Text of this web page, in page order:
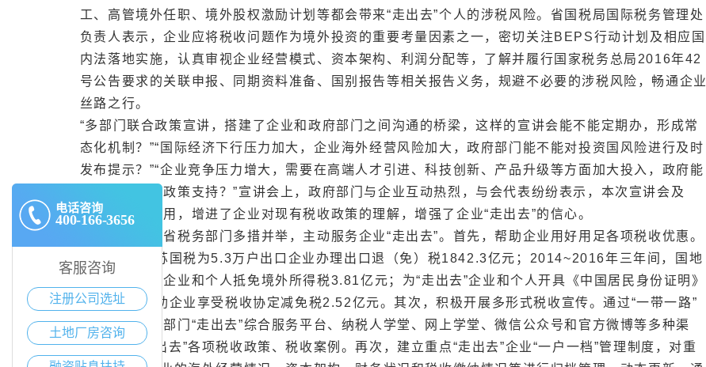
电话咨询
400-166-3656
客服咨询
注册公司选址
土地厂房咨询
工、高管境外任职、境外股权激励计划等都会带来“走出去”个人的涉税风险。省国税局国际税务管理处
负责人表示，企业应将税收问题作为境外投资的重要考量因素之一，密切关注BEPS行动计划及相应国
内法落地实施，认真审视企业经营模式、资本架构、利润分配等，了解并履行国家税务总局2016年42
号公告要求的关联申报、同期资料准备、国别报告等相关报告义务，规避不必要的涉税风险，畅通企业
丝路之行。
“多部门联合政策宣讲，搭建了企业和政府部门之间沟通的桥梁，这样的宣讲会能不能定期办，形成常
态化机制？”“国际经济下行压力加大，企业海外经营风险加大，政府部门能不能对投资国风险进行及时
发布提示？”“企业竞争压力增大，需要在高端人才引进、科技创新、产品升级等方面加大投入，政府能
否给予更多的政策支持？”宣讲会上，政府部门与企业互动热烈，与会代表纷纷表示，本次宣讲会及
时、专业且实用，增进了企业对现有税收政策的理解，增强了企业“走出去”的信心。
近年来，江苏省税务部门多措并举，主动服务企业“走出去”。首先，帮助企业用好用足各项税收优惠。
2016年，江苏国税为5.3万户出口企业办理出口退（免）税1842.3亿元；2014~2016年三年间，国地
税部门累计为企业和个人抵免境外所得税3.81亿元；为“走出去”企业和个人开具《中国居民身份证明》
1264份，帮助企业享受税收协定减免税2.52亿元。其次，积极开展多形式税收宣传。通过“一带一路”
宣传专栏、多部门“走出去”综合服务平台、纳税人学堂、网上学堂、微信公众号和官方微博等多种渠
道，推送“走出去”各项税收政策、税收案例。再次，建立重点“走出去”企业“一户一档”管理制度，对重